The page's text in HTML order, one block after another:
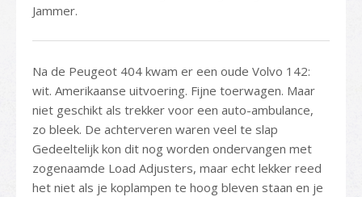
Jammer.
Na de Peugeot 404 kwam er een oude Volvo 142:
wit. Amerikaanse uitvoering. Fijne toerwagen. Maar
niet geschikt als trekker voor een auto-ambulance,
zo bleek. De achterveren waren veel te slap
Gedeeltelijk kon dit nog worden ondervangen met
zogenaamde Load Adjusters, maar echt lekker reed
het niet als je koplampen te hoog bleven staan en je